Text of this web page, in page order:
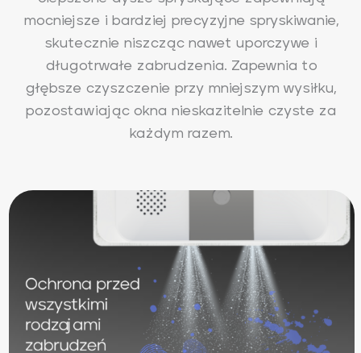
mocniejsze i bardziej precyzyjne spryskiwanie,
skutecznie niszcząc nawet uporczywe i
długotrwałe zabrudzenia. Zapewnia to
głębsze czyszczenie przy mniejszym wysiłku,
pozostawiając okna nieskazitelnie czyste za
każdym razem.